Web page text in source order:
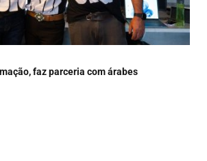
faz parceria com árabes